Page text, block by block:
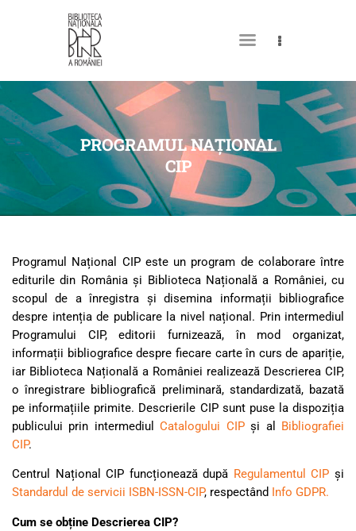
PROGRAMUL NAȚIONAL
CIP
DESPRE NOI
PERMISUL MEU DE
BIBLIOTECĂ
CATALOAGE ȘI COLECȚII
BIBLIOTECA DIGITALĂ
CULTURALE
SPAȚII
NOUTĂȚI
Programul Național CIP este un program de colaborare între
editurile din România și Biblioteca Națională a României, cu
scopul de a înregistra și disemina informații bibliografice
despre intenția de publicare la nivel național. Prin intermediul
Programului CIP, editorii furnizează, în mod organizat,
informații bibliografice despre fiecare carte în curs de apariție,
iar Biblioteca Națională a României realizează Descrierea CIP,
o înregistrare bibliografică preliminară, standardizată, bazată
pe informațiile primite. Descrierile CIP sunt puse la dispoziția
publicului prin intermediulCatalogului CIPși al Bibliografiei
CIP.
Centrul Național CIP funcționează după Regulamentul CIP și
Standardul de servicii ISBN-ISSN-CIP, respectând Info GDPR.
Cum se obține Descrierea CIP?